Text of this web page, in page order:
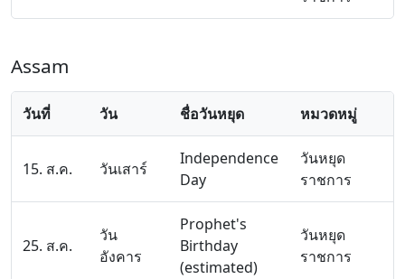
Assam
วันที่ วัน ชื่อวันหยุด หมวดหมู่
15. ส.ค. วันเสาร์
Independence
Day
วันหยุด
ราชการ
25. ส.ค.
วัน
อังคาร
Prophet's
Birthday
(estimated)
วันหยุด
ราชการ